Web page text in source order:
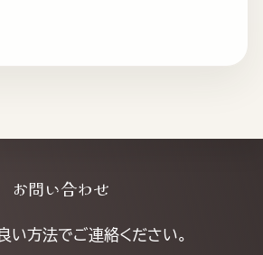
お問い合わせ
い方法でご連絡ください。